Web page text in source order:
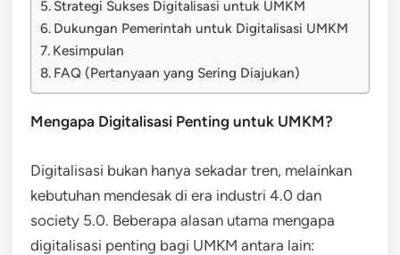
Strategi Sukses Digitalisasi untuk UMKM
Dukungan Pemerintah untuk Digitalisasi UMKM
Kesimpulan
FAQ (Pertanyaan yang Sering Diajukan)
Mengapa Digitalisasi Penting untuk UMKM?
Digitalisasi bukan hanya sekadar tren, melainkan
kebutuhan mendesak di era industri 4.0 dan
society 5.0. Beberapa alasan utama mengapa
digitalisasi penting bagi UMKM antara lain: